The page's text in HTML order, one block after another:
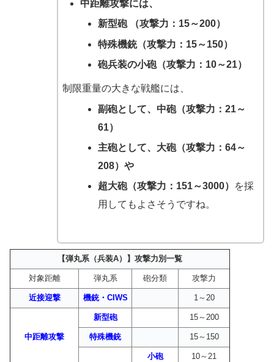
中距離攻撃には、
新型砲 （攻撃力：15～200）
特殊機銃（攻撃力：15～150）
砲兵装の小砲（攻撃力：10～21）
制限重量の大きな戦艦には、
副砲として、中砲（攻撃力：21～
61）
主砲として、大砲（攻撃力：64～
208）や
超大砲（攻撃力：151～3000）
を採
用してもよさそうですね。
【弾丸系（兵装A）】攻撃力別一覧
対象距離 弾丸系 砲分類 攻撃力
近接迎撃 機銃・CIWS 1～20
中距離攻撃
新型砲 15～200
特殊機銃 15～150
小砲 10～21